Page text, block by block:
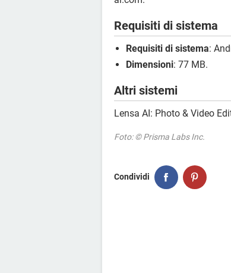
Requisiti di sistema
Requisiti di sistema:
Dimensioni: 77 MB.
Altri sistemi
Lensa AI: Photo & Video
Foto: © Prisma Labs Inc.
Condividi